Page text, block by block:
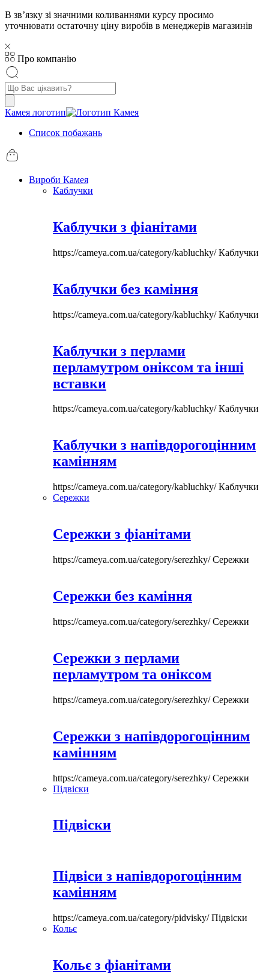
В звʼязку зі значними коливаннями курсу просимо
уточнювати остаточну ціну виробів в менеджерів магазинів
Про компанію
Пошук
товарів
Камея логотип
Список побажань
Вироби Камея
Каблучки
Каблучки з фіанітами
https://cameya.com.ua/category/kabluchky/Каблучки
Каблучки без каміння
https://cameya.com.ua/category/kabluchky/Каблучки
Каблучки з перлами
перламутром оніксом та інші
вставки
https://cameya.com.ua/category/kabluchky/Каблучки
Каблучки з напівдорогоцінним
камінням
https://cameya.com.ua/category/kabluchky/Каблучки
Сережки
Сережки з фіанітами
https://cameya.com.ua/category/serezhky/Сережки
Сережки без каміння
https://cameya.com.ua/category/serezhky/Сережки
Сережки з перлами
перламутром та оніксом
https://cameya.com.ua/category/serezhky/Сережки
Сережки з напівдорогоцінним
камінням
https://cameya.com.ua/category/serezhky/Сережки
Підвіски
Підвіски
Підвіси з напівдорогоцінним
камінням
https://cameya.com.ua/category/pidvisky/Підвіски
Кольє
Кольє з фіанітами